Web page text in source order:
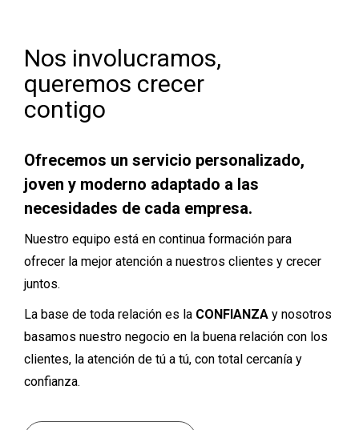
Nos involucramos,
queremos crecer
contigo
Ofrecemos un servicio personalizado,
joven y moderno adaptado a las
necesidades de cada empresa.
Nuestro equipo está en continua formación para
ofrecer la mejor atención a nuestros clientes y crecer
juntos.
La base de toda relación es la CONFIANZA y nosotros
basamos nuestro negocio en la buena relación con los
clientes, la atención de tú a tú, con total cercanía y
confianza.